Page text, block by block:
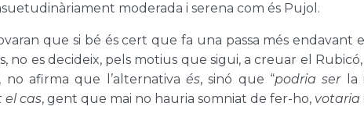
moderada i serena com és Pujol.
que si bé és cert que fa una passa més
no es decideix, pels motius que sigui, a creuar el
no afirma que l’alternativa és, sinó que “podria serla
el cas, gent que mai no hauria somniat de fer-ho, votaria